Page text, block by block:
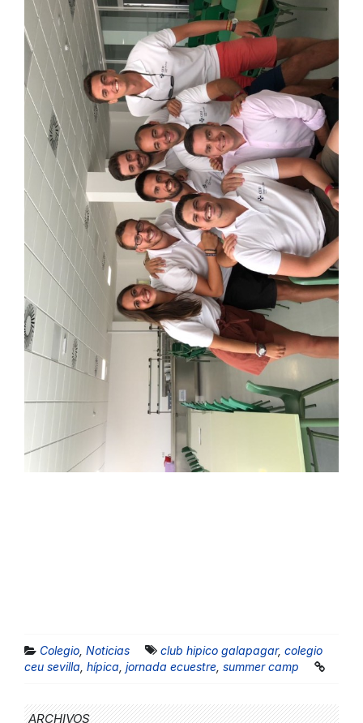
Colegio Noticias club hipico galapagar, colegio
ceu sevilla hípica jornada ecuestre summer camp
ARCHIVOS